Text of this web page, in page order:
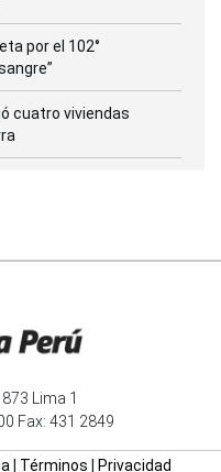
por el 102°
cuatro viviendas
Lima 1
Fax: 431 2849
Términos Privacidad